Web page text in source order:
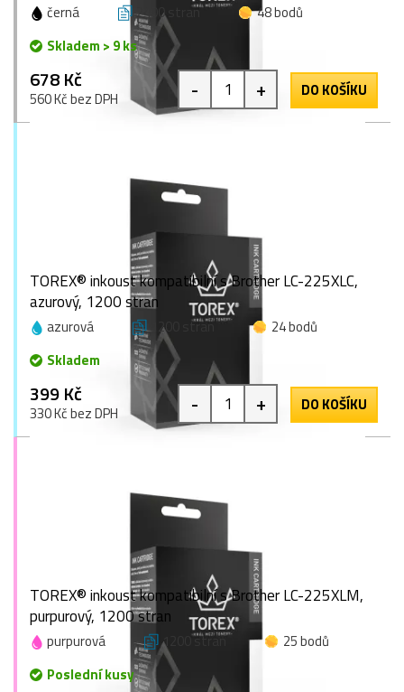
černá 2400 stran
48 bodů
Skladem > 9 ks
678 Kč
560 Kč bez DPH - + DO KOŠÍKU
TOREX® inkoust kompatibilní s Brother LC-225XLC,
azurový, 1200 stran
azurová 1200 stran
24 bodů
Skladem
399 Kč
330 Kč bez DPH - + DO KOŠÍKU
TOREX® inkoust kompatibilní s Brother LC-225XLM,
purpurový, 1200 stran
purpurová 1200 stran
25 bodů
Poslední kusy